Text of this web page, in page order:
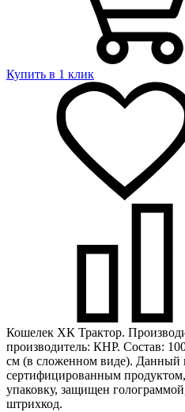
Купить в 1 клик
Кошелек ХК Трактор.
производитель: КНР. Состав:
см (в сложенном виде). Данный
сертифицированным
упаковку, защищен
штрихкод.